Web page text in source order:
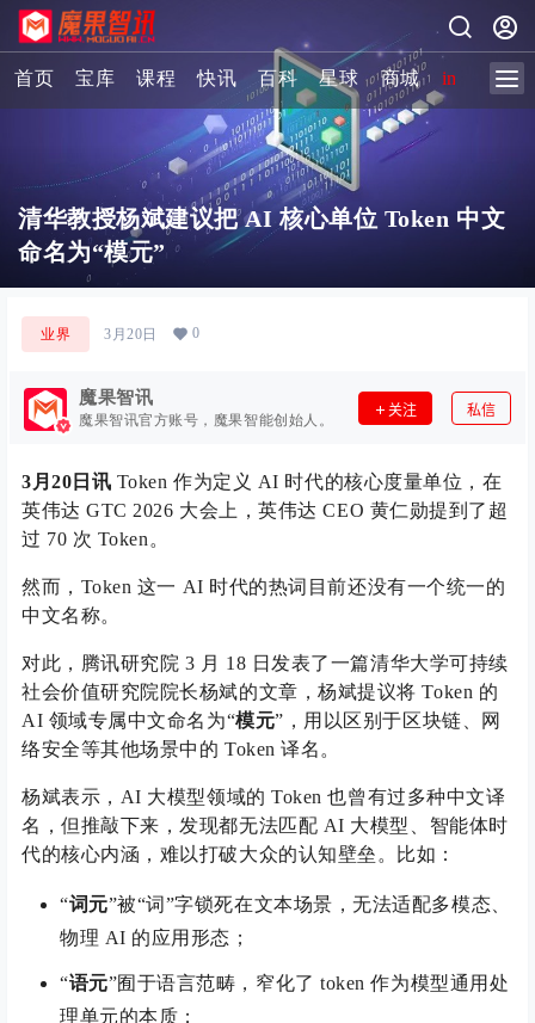
首页 宝库 课程 快讯 百科 星球 商城 image-2
清华教授杨斌建议把 AI 核心单位 Token 中文
命名为“模元”
业界 3月20日 0
魔果智讯
魔果智讯官方账号，魔果智能创始人。
关注 私信
3月20日讯 Token 作为定义 AI 时代的核心度量单位，在
英伟达 GTC 2026 大会上，英伟达 CEO 黄仁勋提到了超
过 70 次 Token。
然而，Token 这一 AI 时代的热词目前还没有一个统一的
中文名称。
对此，腾讯研究院 3 月 18 日发表了一篇清华大学可持续
社会价值研究院院长杨斌的文章，杨斌提议将 Token 的
AI 领域专属中文命名为“模元”，用以区别于区块链、网
络安全等其他场景中的 Token 译名。
杨斌表示，AI 大模型领域的 Token 也曾有过多种中文译
名，但推敲下来，发现都无法匹配 AI 大模型、智能体时
代的核心内涵，难以打破大众的认知壁垒。比如：
“词元”被“词”字锁死在文本场景，无法适配多模态、
物理 AI 的应用形态；
“语元”囿于语言范畴，窄化了 token 作为模型通用处
理单元的本质；